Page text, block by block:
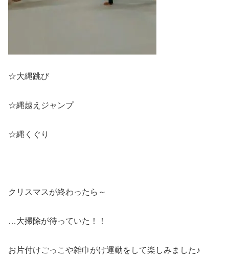
☆大縄跳び
☆縄越えジャンプ
☆縄くぐり
クリスマスが終わったら～
…大掃除が待っていた！！
お片付けごっこや雑巾がけ運動をして楽しみました♪